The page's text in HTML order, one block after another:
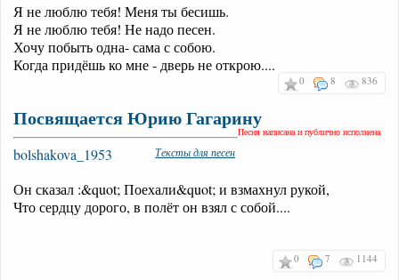
Я не люблю тебя! Меня ты бесишь.
Я не люблю тебя! Не надо песен.
Хочу побыть одна- сама с собою.
Когда придёшь ко мне - дверь не открою....
0 8 836
Посвящается Юрию Гагарину
Песня написана и публично исполнена
bolshakova_1953 Тексты для песен
Он сказал :&quot; Поехали&quot; и взмахнул рукой,
Что сердцу дорого, в полёт он взял с собой....
0 7 1144